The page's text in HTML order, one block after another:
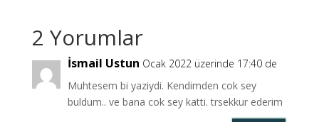
2 Yorumlar
İsmail Ustun Ocak 2022 üzerinde 17:40 de
Muhtesem bi yaziydi. Kendimden cok sey
buldum.. ve bana cok sey katti. trsekkur ederim